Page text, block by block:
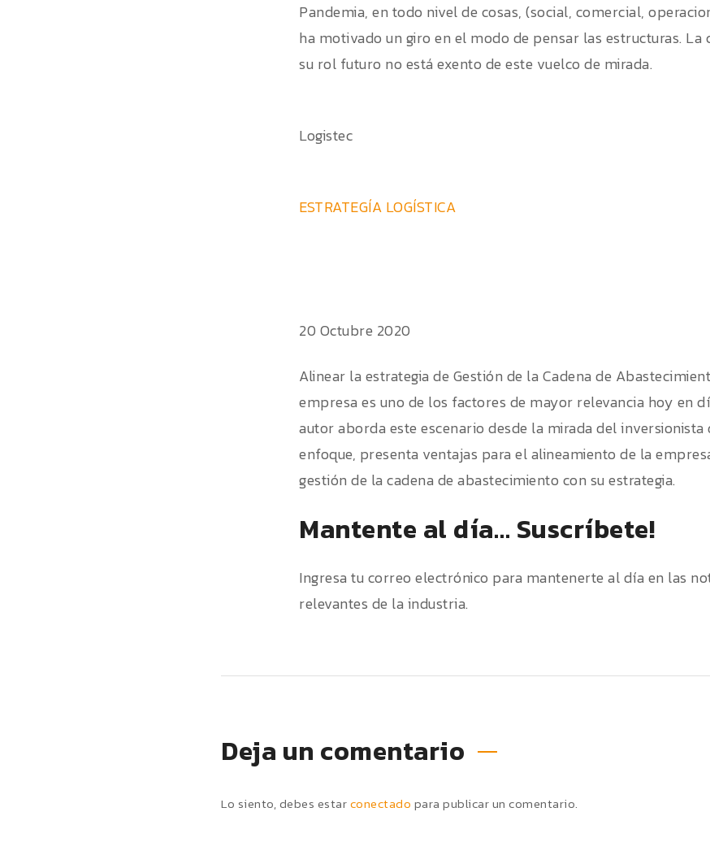
Pandemia, en todo nivel de cosas, (social, comercial,
ha motivado un giro en el modo de pensar las estructuras. La
su rol futuro no está exento de este vuelco de mirada.
Logistec
ESTRATEGÍA LOGÍSTICA
20 Octubre 2020
Alinear la estrategia de Gestión de la Cadena de
empresa es uno de los factores de mayor relevancia hoy en
autor aborda este escenario desde la mirada del inversionista
enfoque, presenta ventajas para el alineamiento de la
gestión de la cadena de abastecimiento con su estrategia.
Mantente al día… Suscríbete!
Ingresa tu correo electrónico para mantenerte al día en las
relevantes de la industria.
Deja un comentario
Lo siento, debes estarconectado para publicar un comentario.